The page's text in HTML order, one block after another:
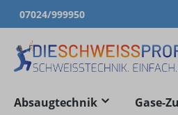
Zur Hauptnavigation
07024/999950
Absaugtechnik Gase-